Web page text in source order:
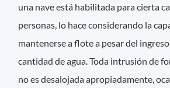
una nave está habilitada para cierta
personas, lo hace considerando la
mantenerse a flote a pesar del
cantidad de agua. Toda intrusión de
no es desalojada apropiadamente,